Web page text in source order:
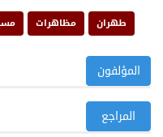
طهران مظاهرات
المؤلفون
المراجع